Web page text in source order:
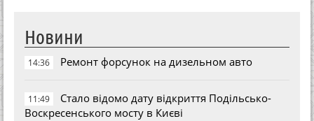
Новини
14:36 Ремонт форсунок на дизельном авто
11:49
Стало відомо дату відкриття Подільсько-
Воскресенського мосту в Києві